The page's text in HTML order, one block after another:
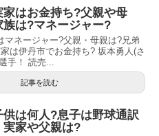
はお金持ち?父親や母
族は?マネージャー?
マネージャー?父親・母親は?兄弟
は伊丹市でお金持ち? 坂本勇人(さ
手！ 読売...
記事を読む
供は何人?息子は野球通訳
家や父親は?